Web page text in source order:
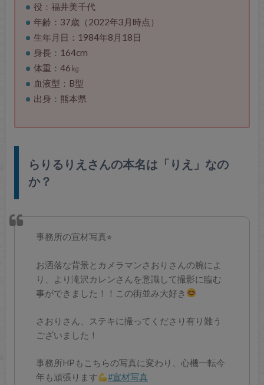
役：福井美千代
年齢：37歳（2022年3月時点）
生年月日：1984年8月18日
身長：164cm
体重：46㎏
血液型：B型
出身：熊本県
らりるりえさんの本名は「りえ」なの
か？
事務所の宣材写真⭐︎
お洒落な背景とカメラマンさおりさんの腕によ
り、より滝沢カレンさんを意識して撮影に臨む
事ができました！！この街並み大好き
さおりさん、ステキに撮ってくださり有り難う
ございました！
事務所HPもこちらの写真に変わり、心機一転今
年も頑張ります
#宣材写真